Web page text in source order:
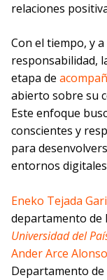
relaciones
Con el tiempo, y
responsabilidad,
etapa de
abierto sobre su
Este enfoque
conscientes y
para
entornos
Eneko Tejada
departamento de
Universidad del
Ander Arce Alonso
Departamento de